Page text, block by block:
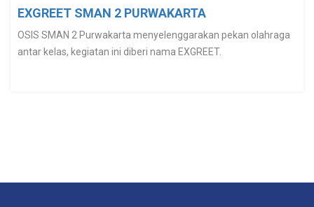
EXGREET SMAN 2 PURWAKARTA
OSIS SMAN 2 Purwakarta menyelenggarakan pekan olahraga
antar kelas, kegiatan ini diberi nama EXGREET.